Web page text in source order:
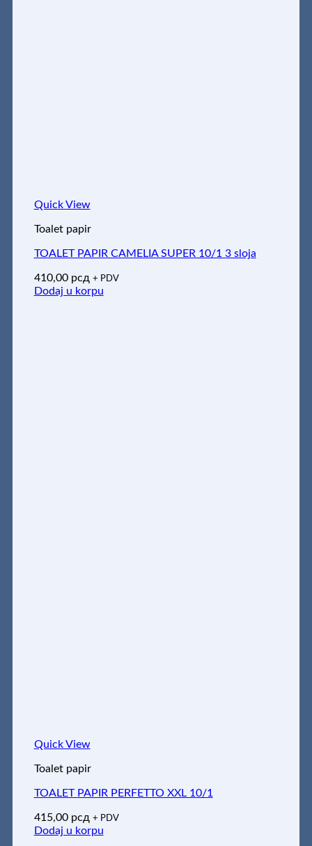
Quick View
Toalet papir
TOALET PAPIR CAMELIA SUPER 10/1 3 sloja
410,00 рсд + PDV
Dodaj u korpu
Quick View
Toalet papir
TOALET PAPIR PERFETTO XXL 10/1
415,00 рсд + PDV
Dodaj u korpu